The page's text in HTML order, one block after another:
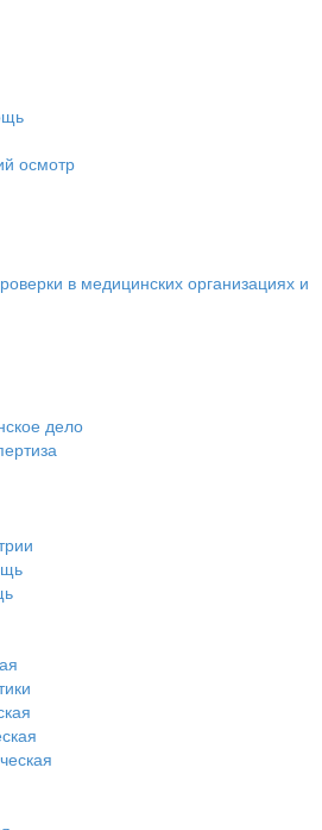
осмотр
в медицинских организациях и
дело